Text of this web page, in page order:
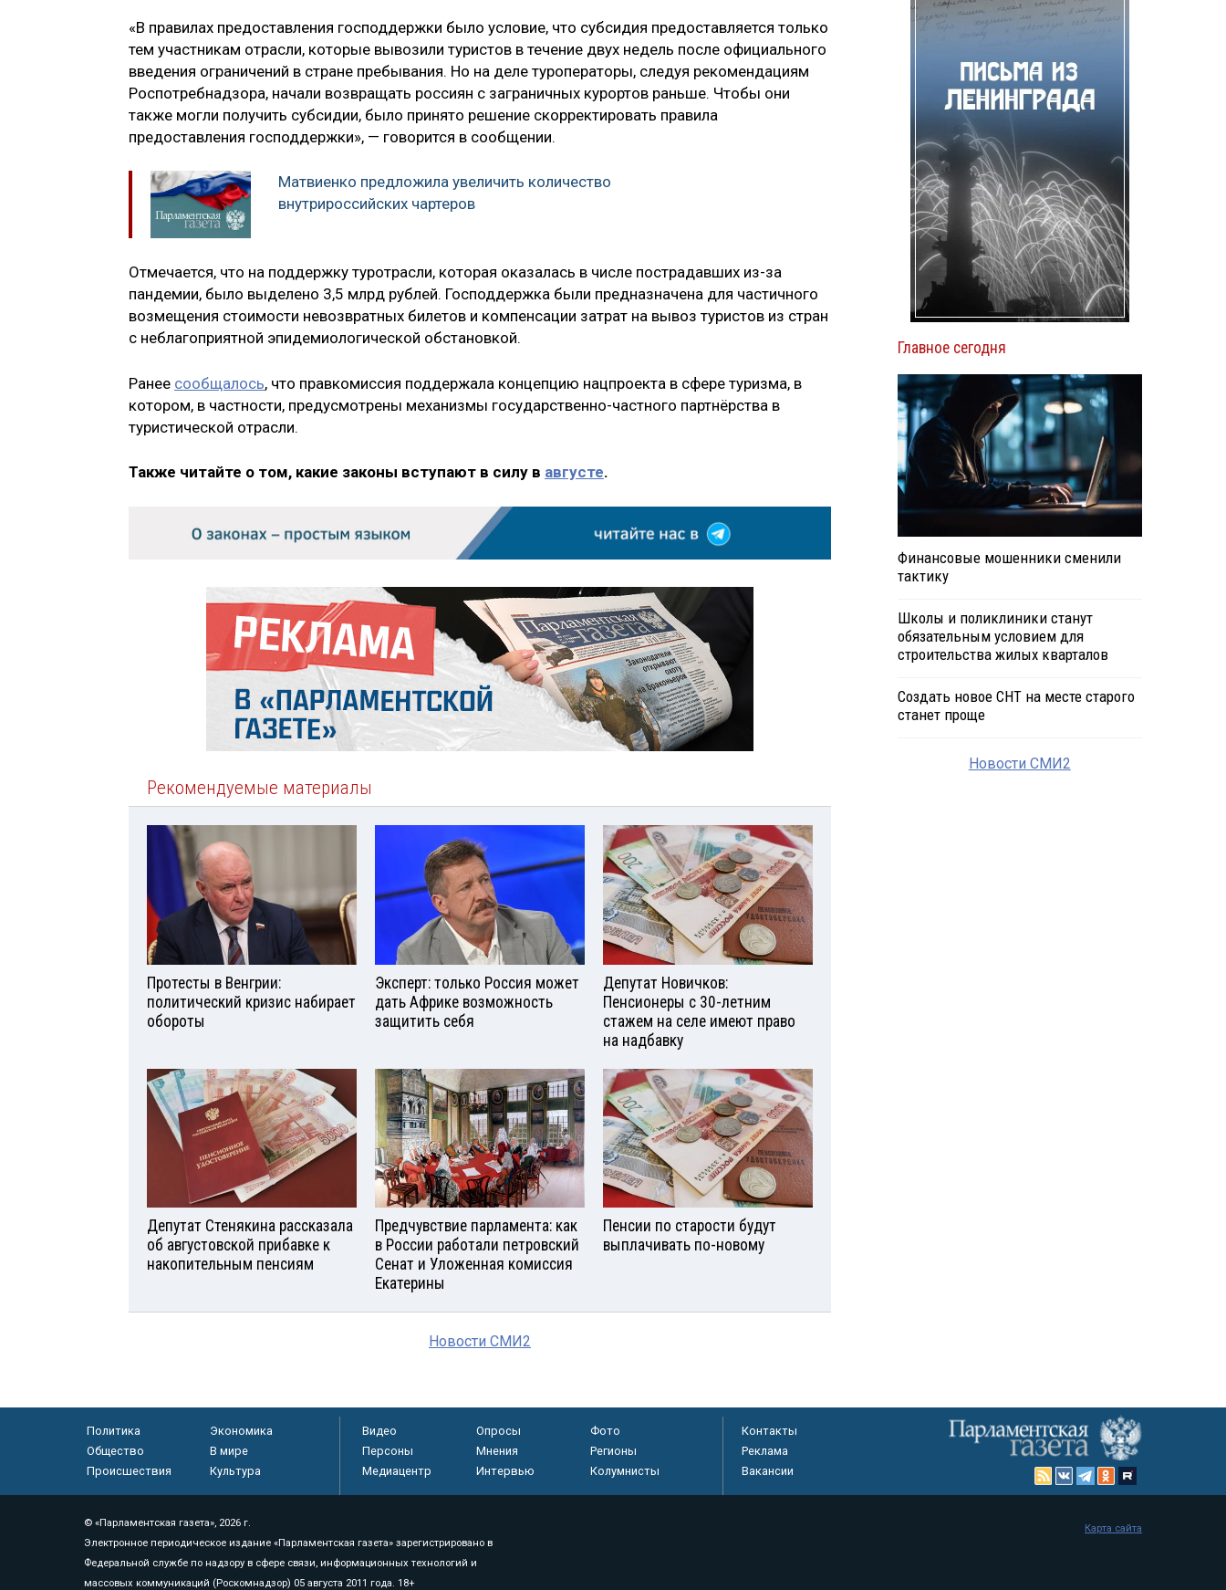
«В правилах предоставления господдержки было условие, что субсидия предоставляется только
тем участникам отрасли, которые вывозили туристов в течение двух недель после официального
введения ограничений в стране пребывания. Но на деле туроператоры, следуя рекомендациям
Роспотребнадзора, начали возвращать россиян с заграничных курортов раньше. Чтобы они
также могли получить субсидии, было принято решение скорректировать правила
предоставления господдержки», — говорится в сообщении.
Матвиенко предложила увеличить количество
внутрироссийских чартеров
Отмечается, что на поддержку туротрасли, которая оказалась в числе пострадавших из-за
пандемии, было выделено 3,5 млрд рублей. Господдержка были предназначена для частичного
возмещения стоимости невозвратных билетов и компенсации затрат на вывоз туристов из стран
с неблагоприятной эпидемиологической обстановкой.
Ранее сообщалось, что правкомиссия поддержала концепцию нацпроекта в сфере туризма, в
котором, в частности, предусмотрены механизмы государственно-частного партнёрства в
туристической отрасли.
Также читайте о том, какие законы вступают в силу в августе.
Рекомендуемые материалы
Протесты в Венгрии:
политический кризис набирает
обороты
Эксперт: только Россия может
дать Африке возможность
защитить себя
Депутат Новичков:
Пенсионеры с 30-летним
стажем на селе имеют право
на надбавку
Депутат Стенякина рассказала
об августовской прибавке к
накопительным пенсиям
Предчувствие парламента: как
в России работали петровский
Сенат и Уложенная комиссия
Екатерины
Пенсии по старости будут
выплачивать по-новому
Новости СМИ2
Главное сегодня
Финансовые мошенники сменили
тактику
Школы и поликлиники станут
обязательным условием для
строительства жилых кварталов
Создать новое СНТ на месте старого
станет проще
Новости СМИ2
Политика
Экономика
Общество
В мире
Происшествия
Культура
Видео Опросы
Фото
Персоны
Мнения
Регионы
Медиацентр
Интервью Колумнисты
Контакты
Реклама
Вакансии
© «Парламентская газета», 2026 г.
Электронное периодическое издание «Парламентская газета» зарегистрировано в
Федеральной службе по надзору в сфере связи, информационных технологий и
массовых коммуникаций (Роскомнадзор) 05 августа 2011 года. 18+
Карта сайта